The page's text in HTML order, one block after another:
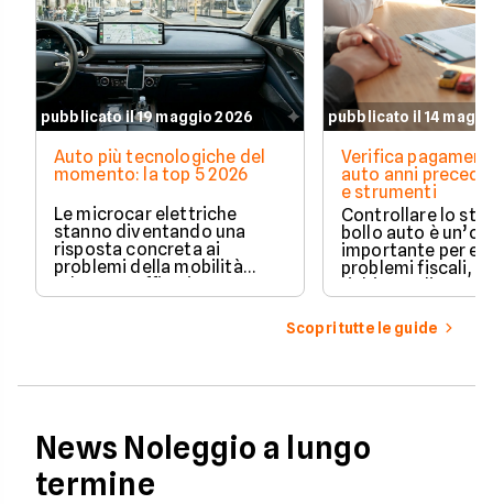
pubblicato il 19 maggio 2026
Auto più tecnologiche del
momento: la top 5 2026
Le microcar elettriche
stanno diventando una
risposta concreta ai
problemi della mobilità
urbana: traffico intenso,
parcheggi limitati e costi di
pubblicato il 14
Verifica
auto anni
e strumenti
Controllare lo
bollo auto è
importante per
problemi fiscali,
richieste di
inattese.
Scopri tutte le guide
News Noleggio a lungo
termine